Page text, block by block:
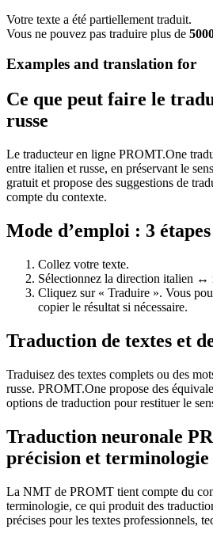
Votre texte a été partiellement traduit.
Vous ne pouvez pas traduire plus de
Examples and translation for
Ce que peut faire le
russe
Le traducteur en ligne PROMT.One
entre italien et russe, en préservant le
gratuit et propose des suggestions de
compte du contexte.
Mode d’emploi : 3
Collez votre texte.
Sélectionnez la direction italien ↔
Cliquez sur « Traduire ». Vous
copier le résultat si nécessaire.
Traduction de textes et
Traduisez des textes complets ou des
russe. PROMT.One propose des
options de traduction pour restituer le
Traduction neuronale
précision et terminologie
La NMT de PROMT tient compte du
terminologie, ce qui produit des
précises pour les textes professionnels,